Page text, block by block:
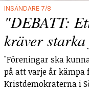
INSÄNDARE 7/8
"DEBATT:
kräver
"Föreningar ska
på att varje år kämpa
Kristdemokraterna i